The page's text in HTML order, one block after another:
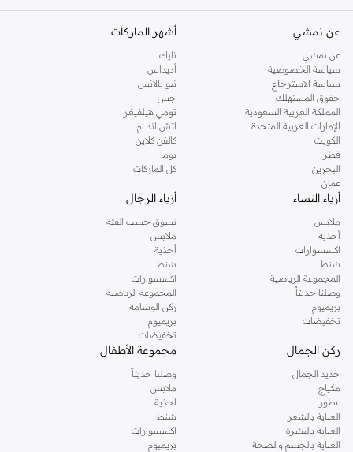
عن نمشي
عن نمشي
سياسة الخصوصية
سياسة الاسترجاع
حقوق المستهلك
المملكة العربية السعودية
الإمارات العربية المتحدة
الكويت
قطر
البحرين
عمان
أشهر الماركات
نايك
أديداس
نيو بالانس
جس
تومي هيلفيغر
اتش اند ام
كالفن كلاين
بوما
كل الماركات
أزياء النساء
ملابس
أحذية
اكسسوارات
شنط
المجموعة الرياضية
وصلنا حديثاً
بريميوم
تخفيضات
أزياء الرجال
تسوق حسب الفئة
ملابس
أحذية
شنط
اكسسوارات
المجموعة الرياضية
ركن الوسامة
بريميوم
تخفيضات
ركن الجمال
جديد الجمال
مكياج
عطور
العناية بالشعر
العناية بالبشرة
العناية بالجسم والصحة
مجموعة الأطفال
وصلنا حديثاً
ملابس
احذية
شنط
اكسسوارات
بريميوم